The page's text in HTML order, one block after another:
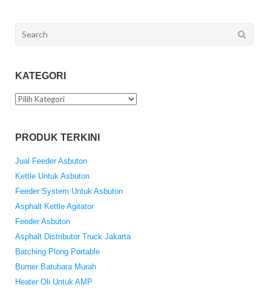
Search
KATEGORI
Kategori
PRODUK TERKINI
Jual Feeder Asbuton
Kettle Untuk Asbuton
Feeder System Untuk Asbuton
Asphalt Kettle Agitator
Feeder Asbuton
Asphalt Distributor Truck Jakarta
Batching Plong Portable
Burner Batubara Murah
Heater Oli Untuk AMP